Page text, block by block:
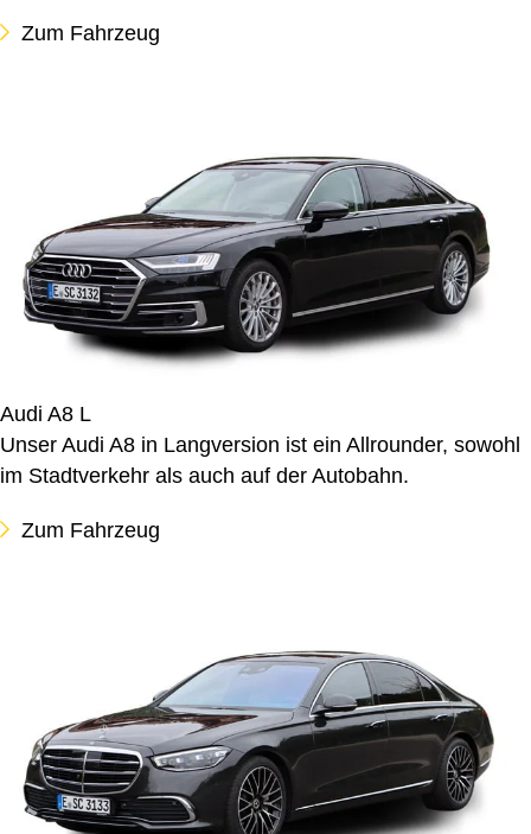
Zum Fahrzeug
Audi A8 L
Unser Audi A8 in Langversion ist ein Allrounder, sowohl
im Stadtverkehr als auch auf der Autobahn.
Zum Fahrzeug